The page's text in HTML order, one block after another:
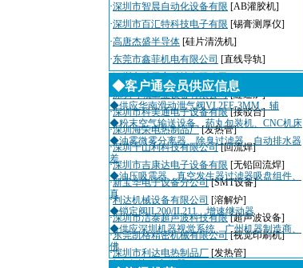
·深圳市智晨自动化设备有限 [AB灌胶机]
·深圳市百汇特科技电子有限 [锡膏测厚仪]
·高唐杰盛半导体 [硅片清洗机]
·东莞市鑫菲机电有限公司 [直线导轨]
深圳市瑞天宇科技有限公司
[AOI]
·深圳粤城工业设备有限公司 [隧道炉]
·深圳市科美通电子设备有限 [接驳台]
·深圳海荣电热制品厂 [发热管]
·深圳千山利科技有限公司 [回流焊]
·深圳市吉康达电子设备有限 [无铅回流焊]
·新宝华电子设备分公司 [SMT设备]
·利达机械设备有限公司 [溶解炉]
·深圳市洁泰超声波科技有限 [超声波设备]
·东莞凯格精密机械有限公司 [视觉印刷机]
·深圳市利达电热制品厂 [发热管]
◆客户通会员供应信息
◆供应华南滑动泄气阀VL2EE-3MM、辅
◆粉末空气输送设备、药丸包装机、CNC机床
◆油雾微雾分离器、除臭过滤器、自动排水器
差
◆油压吸震器、真空发生器过滤器吸盘组件、
真
◆锁定阀IL200/IL211、增速继动器
◆供应深圳机器视觉系统、广州机器制造商、
佛
◆电气比例定位器IP6000-010-G/